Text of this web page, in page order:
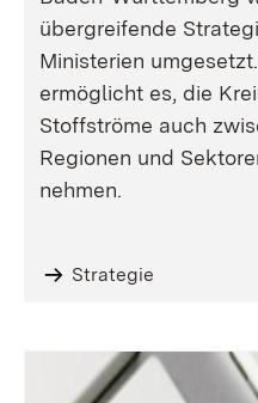
übergreifende
Ministerien
ermöglicht es, die
Stoffströme auch
Regionen und
nehmen.
Strategie